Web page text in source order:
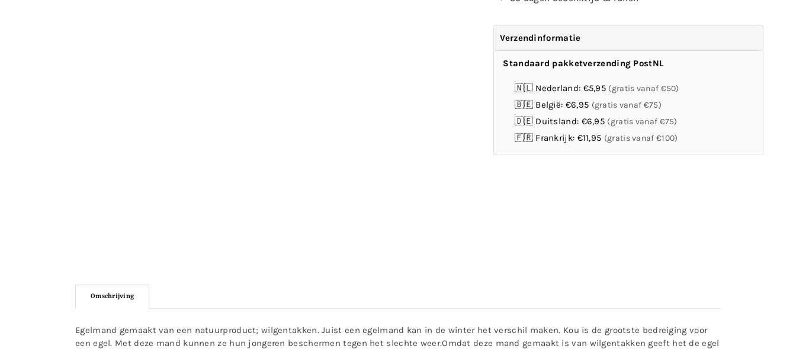
Verzendinformatie
Standaard pakketverzending PostNL
🇳🇱 Nederland: €5,95 (gratis vanaf €50)
🇧🇪 België: €6,95 (gratis vanaf €75)
🇩🇪 Duitsland: €6,95 (gratis vanaf €75)
🇫🇷 Frankrijk: €11,95 (gratis vanaf €100)
Omschrijving
Egelmand gemaakt van een natuurproduct; wilgentakken. Juist een egelmand kan in de winter het verschil maken. Kou is de grootste bedreiging voor
een egel. Met deze mand kunnen ze hun jongeren beschermen tegen het slechte weer.Omdat deze mand gemaakt is van wilgentakken geeft het de egel